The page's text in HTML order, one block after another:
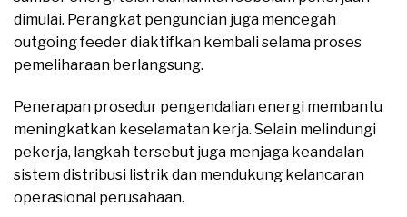
dimulai. Perangkat penguncian juga mencegah
outgoing feeder diaktifkan kembali selama proses
pemeliharaan berlangsung.
Penerapan prosedur pengendalian energi membantu
meningkatkan keselamatan kerja. Selain melindungi
pekerja, langkah tersebut juga menjaga keandalan
sistem distribusi listrik dan mendukung kelancaran
operasional perusahaan.